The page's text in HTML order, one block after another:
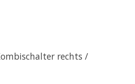
rechts /